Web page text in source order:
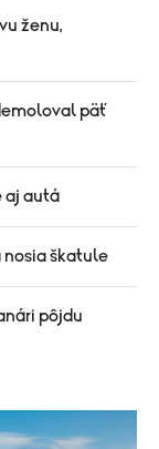
ženu,
päť
aj autá
nosia škatule
pôjdu